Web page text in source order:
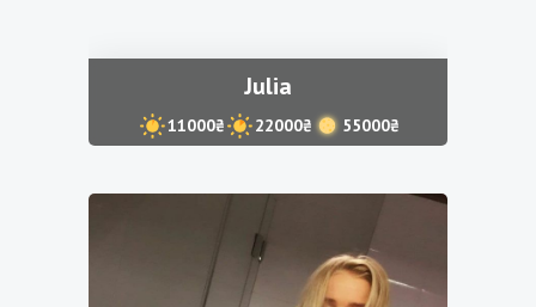
Julia
11000₴ 22000₴ 55000₴